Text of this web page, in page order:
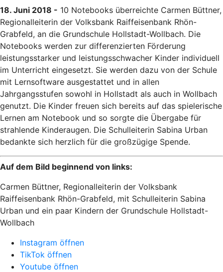
18. Juni 2018 - 10 Notebooks überreichte Carmen Büttner,
Regionalleiterin der Volksbank Raiffeisenbank Rhön-
Grabfeld, an die Grundschule Hollstadt-Wollbach. Die
Notebooks werden zur differenzierten Förderung
leistungsstarker und leistungsschwacher Kinder individuell
im Unterricht eingesetzt. Sie werden dazu von der Schule
mit Lernsoftware ausgestattet und in allen
Jahrgangsstufen sowohl in Hollstadt als auch in Wollbach
genutzt. Die Kinder freuen sich bereits auf das spielerische
Lernen am Notebook und so sorgte die Übergabe für
strahlende Kinderaugen. Die Schulleiterin Sabina Urban
bedankte sich herzlich für die großzügige Spende.
Auf dem Bild beginnend von links:
Carmen Büttner, Regionalleiterin der Volksbank
Raiffeisenbank Rhön-Grabfeld, mit Schulleiterin Sabina
Urban und ein paar Kindern der Grundschule Hollstadt-
Wollbach
Instagram öffnen
TikTok öffnen
Youtube öffnen